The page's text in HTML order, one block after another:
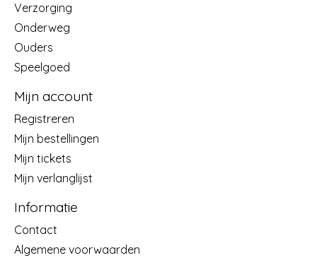
Verzorging
Onderweg
Ouders
Speelgoed
Mijn account
Registreren
Mijn bestellingen
Mijn tickets
Mijn verlanglijst
Informatie
Contact
Algemene voorwaarden